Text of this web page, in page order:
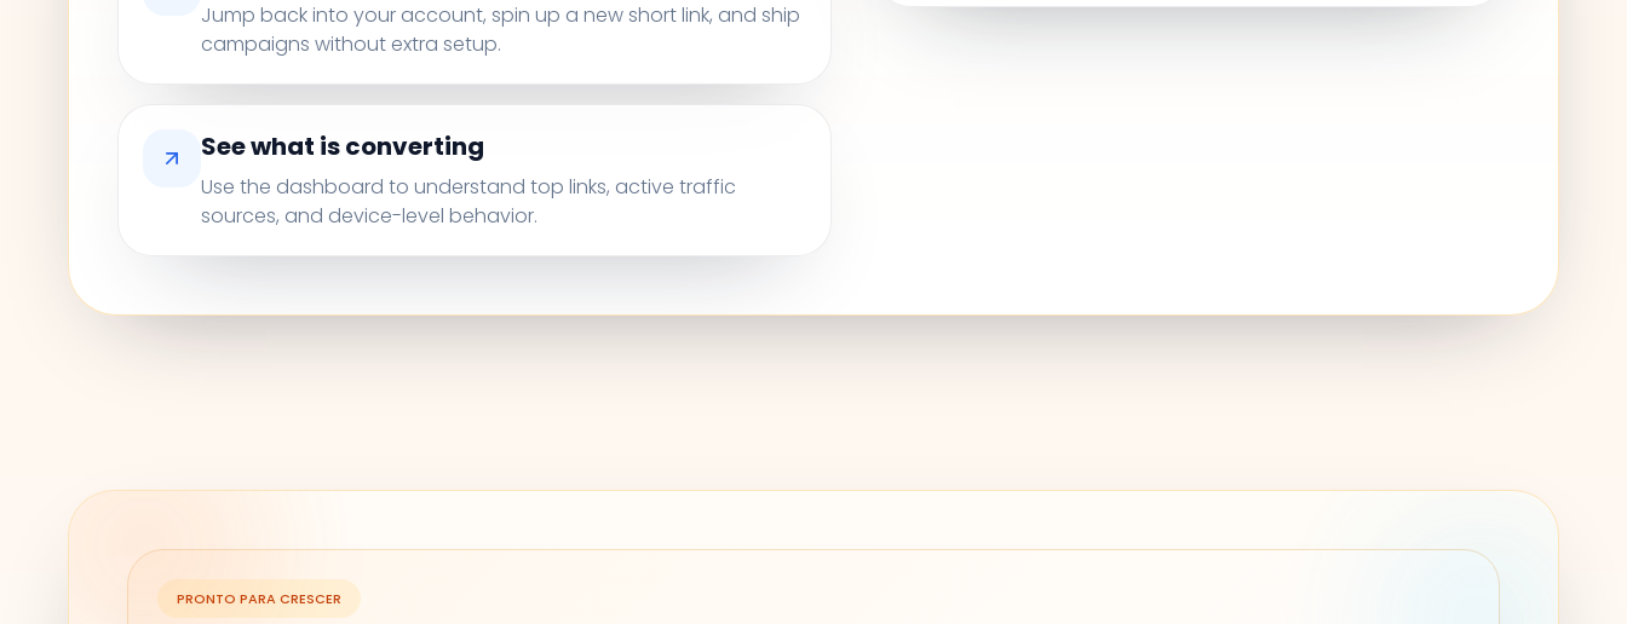
Jump back into your account, spin up a new short link, and ship
campaigns without extra setup.
See what is converting
Use the dashboard to understand top links, active traffic
sources, and device-level behavior.
PRONTO PARA CRESCER